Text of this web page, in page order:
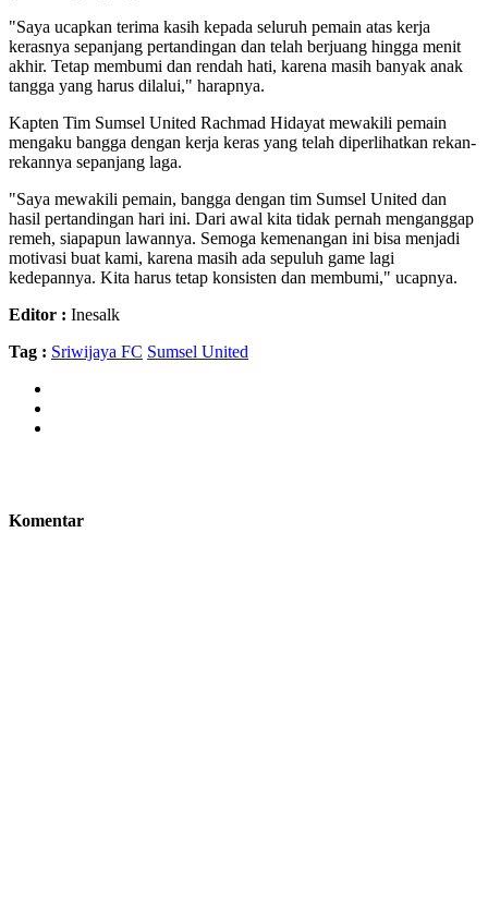
"Saya ucapkan terima kasih kepada seluruh pemain atas kerja
kerasnya sepanjang pertandingan dan telah berjuang hingga menit
akhir. Tetap membumi dan rendah hati, karena masih banyak anak
tangga yang harus dilalui," harapnya.
Kapten Tim Sumsel United Rachmad Hidayat mewakili pemain
mengaku bangga dengan kerja keras yang telah diperlihatkan rekan-
rekannya sepanjang laga.
"Saya mewakili pemain, bangga dengan tim Sumsel United dan
hasil pertandingan hari ini. Dari awal kita tidak pernah menganggap
remeh, siapapun lawannya. Semoga kemenangan ini bisa menjadi
motivasi buat kami, karena masih ada sepuluh game lagi
kedepannya. Kita harus tetap konsisten dan membumi," ucapnya.
Editor : Inesalk
Tag : Sriwijaya FC Sumsel United
Komentar